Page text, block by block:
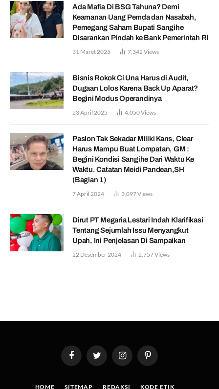
Ada Mafia Di BSG Tahuna? Demi
Keamanan Uang Pemda dan Nasabah,
Pemegang Saham Bupati Sangihe
Disarankan Pindah ke Bank Pemerintah RI
31 Maret 2025 7,342Views
Bisnis Rokok Ci Una Harus di Audit,
Dugaan Lolos Karena Back Up Aparat?
Begini Modus Operandinya
23 April 2025 4,050Views
Paslon Tak Sekadar Miliki Kans, Clear
Harus Mampu Buat Lompatan, GM :
Begini Kondisi Sangihe Dari Waktu Ke
Waktu. Catatan Meidi Pandean,SH
(Bagian 1)
7 April 2024 3,097Views
Dirut PT Megaria Lestari Indah Klarifikasi
Tentang Sejumlah Issu Menyangkut
Upah, Ini Penjelasan Di Sampaikan
22 Desember 2024 2,757Views
FacebookTwitter InstagramPinterest
HOME SITEMAP REDAKSI KODE ETIK